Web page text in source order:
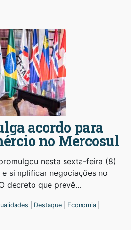
acordo para
no Mercosul
nesta sexta-feira (8)
simplificar negociações no
decreto que prevê…
Destaque Economia